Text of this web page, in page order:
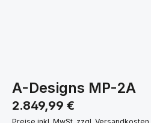
A-Designs MP-2A
Regulärer Preis:
2.849,99 €